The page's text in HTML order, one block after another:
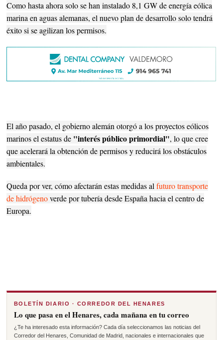
Como hasta ahora solo se han instalado 8,1 GW de energía eólica
marina en aguas alemanas, el nuevo plan de desarrollo solo tendrá
éxito si se agilizan los permisos.
El año pasado, el gobierno alemán otorgó a los proyectos eólicos
marinos el estatus de "interés público primordial", lo que cree
que acelerará la obtención de permisos y reducirá los obstáculos
ambientales.
Queda por ver, cómo afectarán estas medidas alfuturo transporte
de hidrógenoverde por tubería desde España hacia el centro de
Europa.
BOLETÍN DIARIO · CORREDOR DEL HENARES
Lo que pasa en el Henares, cada mañana en tu correo
¿Te ha interesado esta información? Cada día seleccionamos las noticias del
Corredor del Henares, Comunidad de Madrid, nacionales e internacionales que